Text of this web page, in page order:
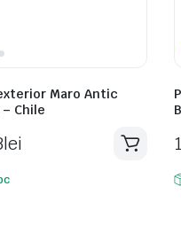
Maro Antic
– Chile
lei